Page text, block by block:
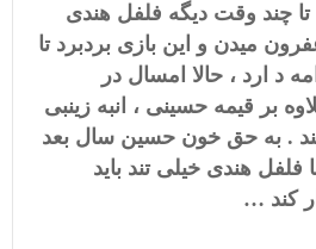
چند وقت دیگه فلفل هندی
میدن و این بازی بردبرد تا
د ارد ، حالا امسال در
بر قیمه حسینی ، انبه زینبی
. به حق خون حسین سال بعد
فلفل هندی خیلی تند باید
کند …